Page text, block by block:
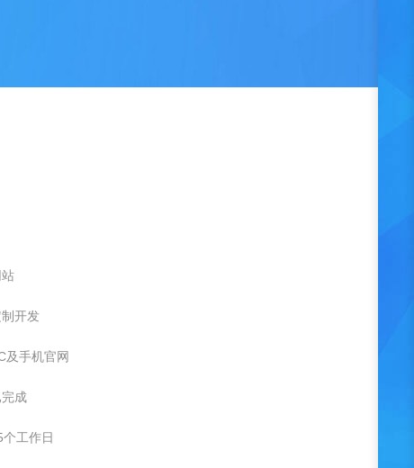
站
制开发
及手机官网
完成
个工作日